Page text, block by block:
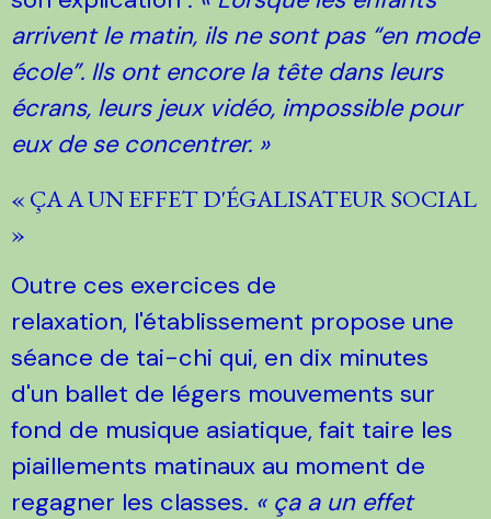
arrivent le matin, ils ne sont pas “en mode
école”. Ils ont encore la tête dans leurs
écrans, leurs jeux vidéo, impossible pour
eux de se concentrer. »
« ÇA A UN EFFET D'ÉGALISATEUR SOCIAL
»
Outre ces exercices de
relaxation, l'établissement propose une
séance de tai-chi qui, en dix minutes
d'un ballet de légers mouvements sur
fond de musique asiatique, fait taire les
piaillements matinaux au moment de
regagner les classes. « ça a un effet